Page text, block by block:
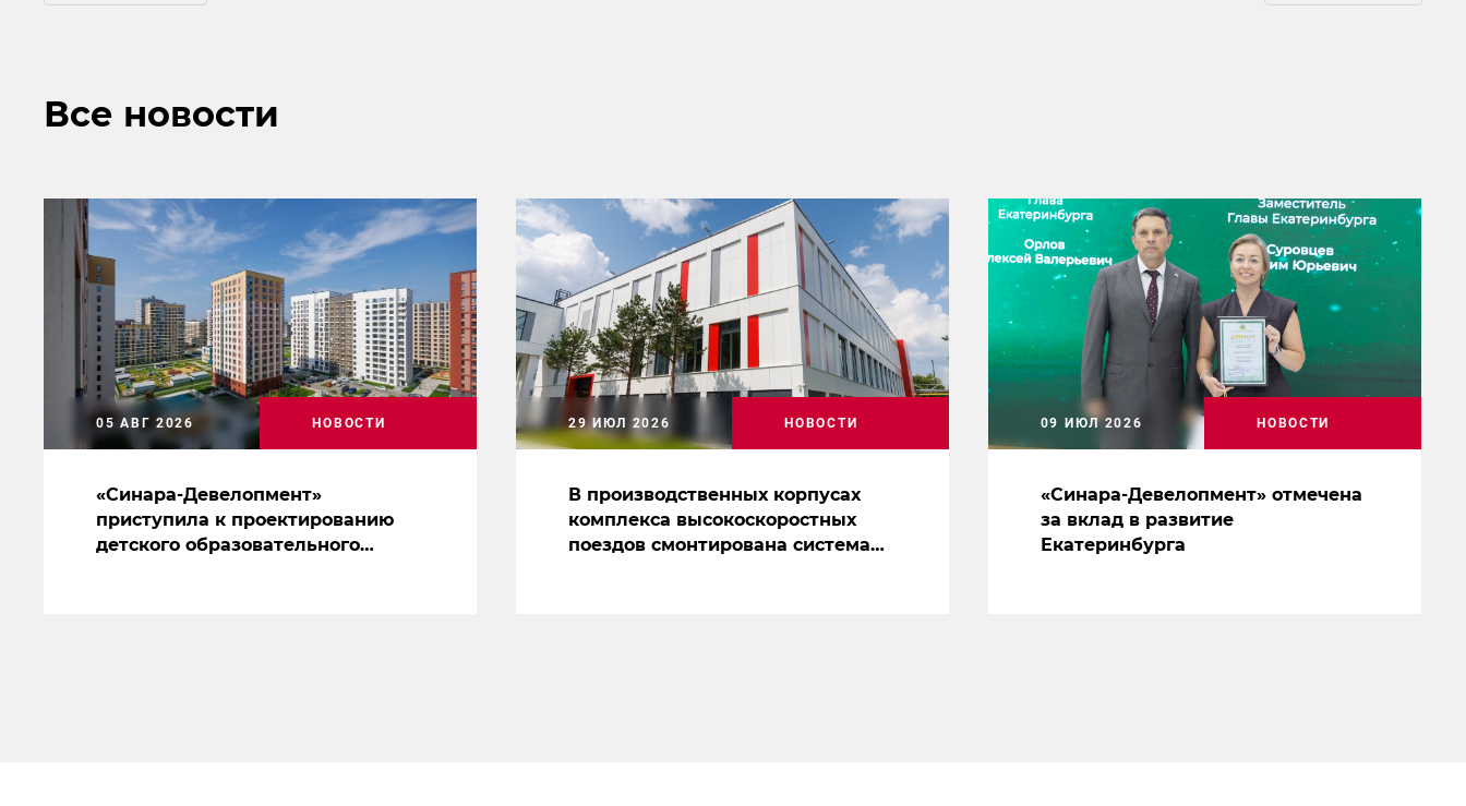
Все новости
«Синара-Девелопмент»
приступила к проектированию
детского образовательного
05 АВГ 2026 НОВОСТИ
В производственных корпусах
комплекса высокоскоростных
поездов смонтирована система
29 ИЮЛ 2026 НОВОСТИ
«Синара-Девелопмент» отмечена
за вклад в развитие
Екатеринбурга
09 ИЮЛ 2026 НОВОСТИ